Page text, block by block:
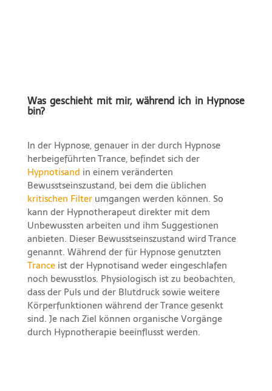
Was geschieht mit mir, während ich in Hypnose
bin?
In der Hypnose, genauer in der durch Hypnose
herbeigeführten Trance, befindet sich der
Hypnotisand in einem veränderten
Bewusstseinszustand, bei dem die üblichen
kritischen Filterumgangen werden können. So
kann der Hypnotherapeut direkter mit dem
Unbewussten arbeiten und ihm Suggestionen
anbieten. Dieser Bewusstseinszustand wird Trance
genannt. Während der für Hypnose genutzten
Tranceist der Hypnotisand weder eingeschlafen
noch bewusstlos. Physiologisch ist zu beobachten,
dass der Puls und der Blutdruck sowie weitere
Körperfunktionen während der Trance gesenkt
sind. Je nach Ziel können organische Vorgänge
durch Hypnotherapie beeinflusst werden.